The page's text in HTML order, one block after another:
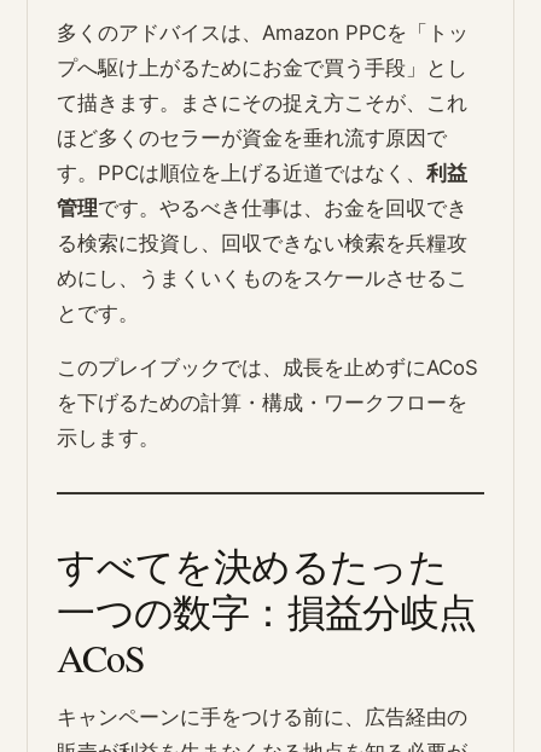
多くのアドバイスは、Amazon PPCを「トッ
プへ駆け上がるためにお金で買う手段」とし
て描きます。まさにその捉え方こそが、これ
ほど多くのセラーが資金を垂れ流す原因で
す。PPCは順位を上げる近道ではなく、利益
管理です。やるべき仕事は、お金を回収でき
る検索に投資し、回収できない検索を兵糧攻
めにし、うまくいくものをスケールさせるこ
とです。
このプレイブックでは、成長を止めずにACoS
を下げるための計算・構成・ワークフローを
示します。
すべてを決めるたった
一つの数字：損益分岐点
ACoS
キャンペーンに手をつける前に、広告経由の